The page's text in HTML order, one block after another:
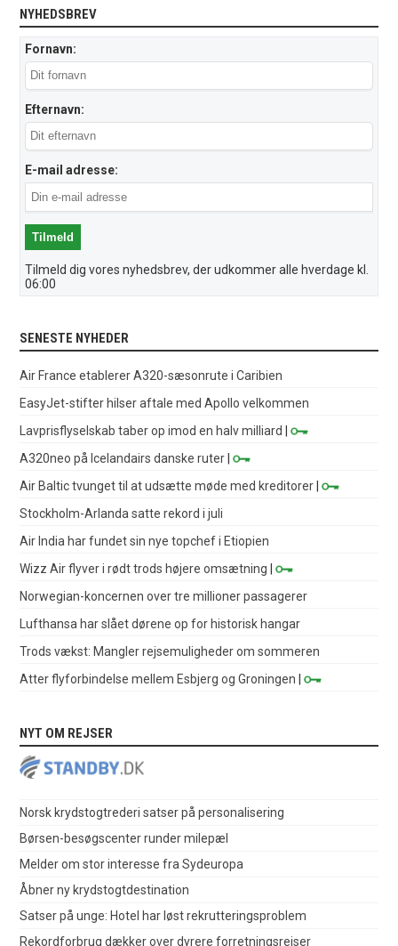
NYHEDSBREV
Fornavn:
Efternavn:
E-mail adresse:
Tilmeld dig vores nyhedsbrev, der udkommer alle hverdage kl.
06:00
SENESTE NYHEDER
Air France etablerer A320-sæsonrute i Caribien
EasyJet-stifter hilser aftale med Apollo velkommen
Lavprisflyselskab taber op imod en halv milliard
|
A320neo på Icelandairs danske ruter |
Air Baltic tvunget til at udsætte møde med kreditorer |
Stockholm-Arlanda satte rekord i juli
Air India har fundet sin nye topchef i Etiopien
Wizz Air flyver i rødt trods højere omsætning |
Norwegian-koncernen over tre millioner passagerer
Lufthansa har slået dørene op for historisk hangar
Trods vækst: Mangler rejsemuligheder om sommeren
Atter flyforbindelse mellem Esbjerg og Groningen |
NYT OM REJSER
Norsk krydstogtrederi satser på personalisering
Børsen-besøgscenter runder milepæl
Melder om stor interesse fra Sydeuropa
Åbner ny krydstogtdestination
Satser på unge: Hotel har løst rekrutteringsproblem
Rekordforbrug dækker over dyrere forretningsrejser